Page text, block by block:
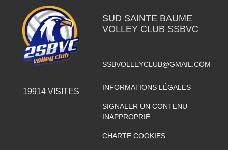
19914VISITES
SUD SAINTE BAUME
VOLLEY CLUB SSBVC
SSBVOLLEYCLUB@GMAIL.COM
INFORMATIONS LÉGALES
SIGNALER UN CONTENU
INAPPROPRIÉ
CHARTE COOKIES